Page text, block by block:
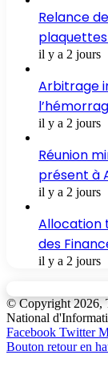
Relance
il y a 2 jours
Arbitrage
il y a 2 jours
Réunion
présent à
il y a 2 jours
Allocation
des
il y a 2 jours
© Copyright 2026,
National
Facebook Twitter
Bouton retour en